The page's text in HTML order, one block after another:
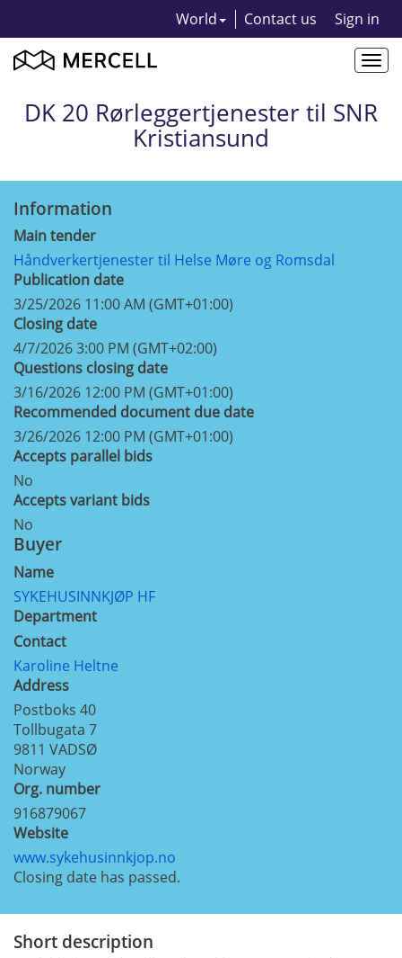
World Contact us Sign in
DK 20 Rørleggertjenester til SNR
Kristiansund
Information
Main tender
Håndverkertjenester til Helse Møre og Romsdal
Publication date
3/25/2026 11:00 AM (GMT+01:00)
Closing date
4/7/2026 3:00 PM (GMT+02:00)
Questions closing date
3/16/2026 12:00 PM (GMT+01:00)
Recommended document due date
3/26/2026 12:00 PM (GMT+01:00)
Accepts parallel bids
No
Accepts variant bids
No
Buyer
Name
SYKEHUSINNKJØP HF
Department
Contact
Karoline Heltne
Address
Postboks 40
Tollbugata 7
9811 VADSØ
Norway
Org. number
916879067
Website
www.sykehusinnkjop.no
Closing date has passed.
Short description